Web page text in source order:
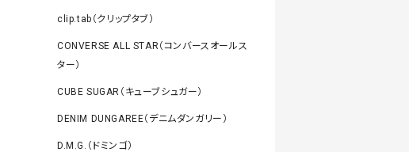
clip.tab（クリップタブ）
CONVERSE ALL STAR（コンバースオールス
ター）
CUBE SUGAR（キューブシュガー）
DENIM DUNGAREE（デニムダンガリー）
D.M.G.（ドミンゴ）